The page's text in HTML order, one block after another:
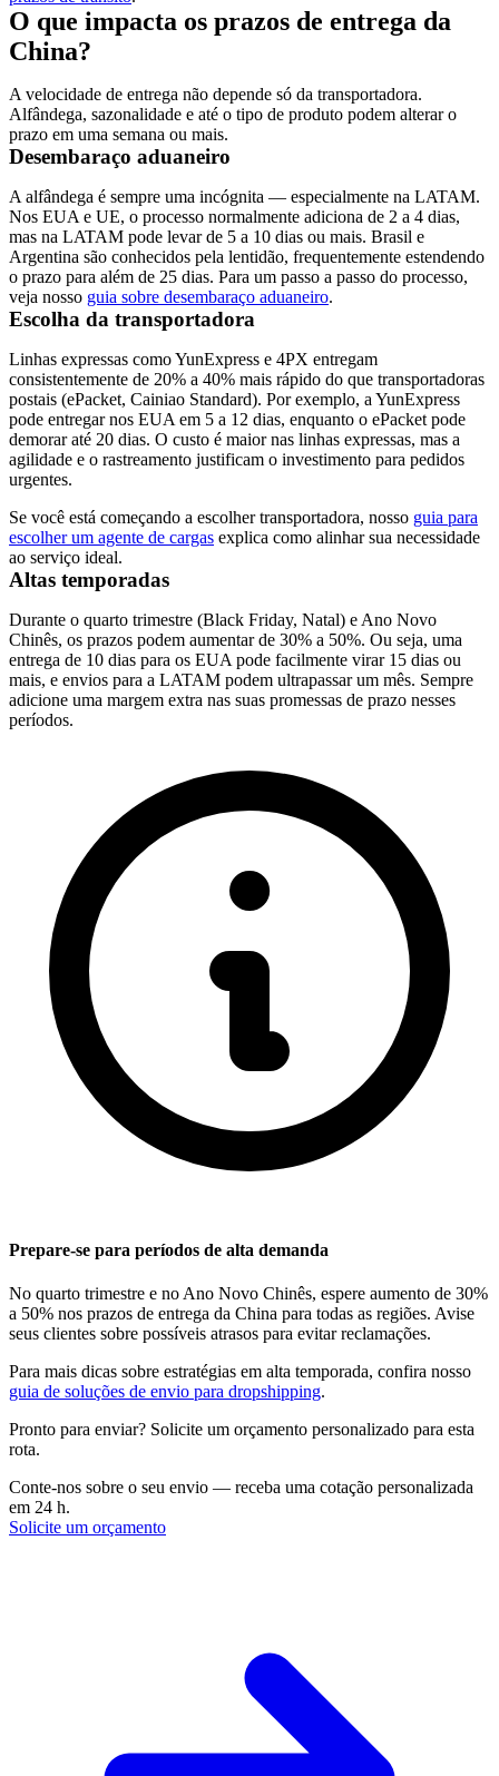
O que impacta os prazos de entrega da
China?
A velocidade de entrega não depende só da transportadora.
Alfândega, sazonalidade e até o tipo de produto podem alterar o
prazo em uma semana ou mais.
Desembaraço aduaneiro
A alfândega é sempre uma incógnita — especialmente na LATAM.
Nos EUA e UE, o processo normalmente adiciona de 2 a 4 dias,
mas na LATAM pode levar de 5 a 10 dias ou mais. Brasil e
Argentina são conhecidos pela lentidão, frequentemente estendendo
o prazo para além de 25 dias. Para um passo a passo do processo,
veja nosso guia sobre desembaraço aduaneiro.
Escolha da transportadora
Linhas expressas como YunExpress e 4PX entregam
consistentemente de 20% a 40% mais rápido do que transportadoras
postais (ePacket, Cainiao Standard). Por exemplo, a YunExpress
pode entregar nos EUA em 5 a 12 dias, enquanto o ePacket pode
demorar até 20 dias. O custo é maior nas linhas expressas, mas a
agilidade e o rastreamento justificam o investimento para pedidos
urgentes.
Se você está começando a escolher transportadora, nosso guia para
escolher um agente de cargas explica como alinhar sua necessidade
ao serviço ideal.
Altas temporadas
Durante o quarto trimestre (Black Friday, Natal) e Ano Novo
Chinês, os prazos podem aumentar de 30% a 50%. Ou seja, uma
entrega de 10 dias para os EUA pode facilmente virar 15 dias ou
mais, e envios para a LATAM podem ultrapassar um mês. Sempre
adicione uma margem extra nas suas promessas de prazo nesses
períodos.
Prepare-se para períodos de alta demanda
No quarto trimestre e no Ano Novo Chinês, espere aumento de 30%
a 50% nos prazos de entrega da China para todas as regiões. Avise
seus clientes sobre possíveis atrasos para evitar reclamações.
Para mais dicas sobre estratégias em alta temporada, confira nosso
guia de soluções de envio para dropshipping.
Pronto para enviar? Solicite um orçamento personalizado para esta
rota.
Conte-nos sobre o seu envio — receba uma cotação personalizada
em 24 h.
Solicite um orçamento